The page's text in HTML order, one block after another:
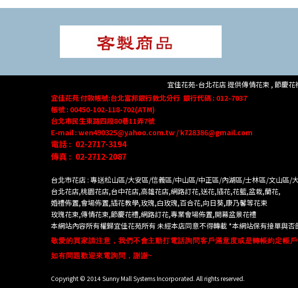
宜佳花苑-台北花店 提供傳情花束 , 節慶花
宜佳花苑付款帳號:台北富邦銀行敦北分行 銀行代碼 : 012-7037
帳號 : 00450-102-118-702(ATM)
台北市民生東路四段80巷11弄7號
E-mail : wen490325@yahoo.com.tw / k728386@gmail.com
電話 : 02-2717-3194
傳真 : 02-2712-2087
台北市花店 : 專送松山區/大安區/信義區/中山區/中正區/內湖區/士林區/文山區/
台北花店,桃園花店,台中花店,高雄花店,網路訂花,送花,插花,花籃,盆栽,蘭花,
婚禮佈置,會場佈置,插花教學,玫瑰,白玫瑰,百合花,向日葵,康乃馨等花束
玫瑰花束,傳情花束,節慶花禮,網路訂花,專業會場佈置,開幕盆景花禮
本網站內容所有權歸宜佳花苑所有 未經本店同意不得轉載 *本網站保有接單與否
敬愛的買家請注意，我們不會主動打電話詢問客戶滿意度或是轉帳約定帳
如有問題歡迎來電詢問，謝謝~
Copyright © 2014 Sunny Mall Systems Incorporated. All rights reserved.